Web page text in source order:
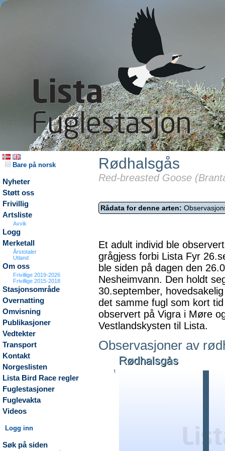
Bare på norsk
Nyheter
Støtt oss
Frivillig
Artsliste
Avvik
Logg
Merketall
Årstotaler
Utland
Om oss
Frivillige 2019-2026
Frivillige 2015-2018
Stasjonsområde
Overnatting
Omvisning
Publikasjoner
Vedtekter
Transport
Kontakt
Norgeslisten
Lista Bird Race regler
Fuglestasjoner
Fuglevakta
Videos
Logg inn
Søk på siden
Rødhalsgås
Red-breasted Goose
Rådata for denne arten:
Et adult individ ble
grågjess forbi Lista Fyr
ble siden på dagen den
Nesheimvann. Den holdt
30.september,
det samme fugl som kort
observert på Vigra i Møre
Vestlandskysten til Lista.
Observasjoner av